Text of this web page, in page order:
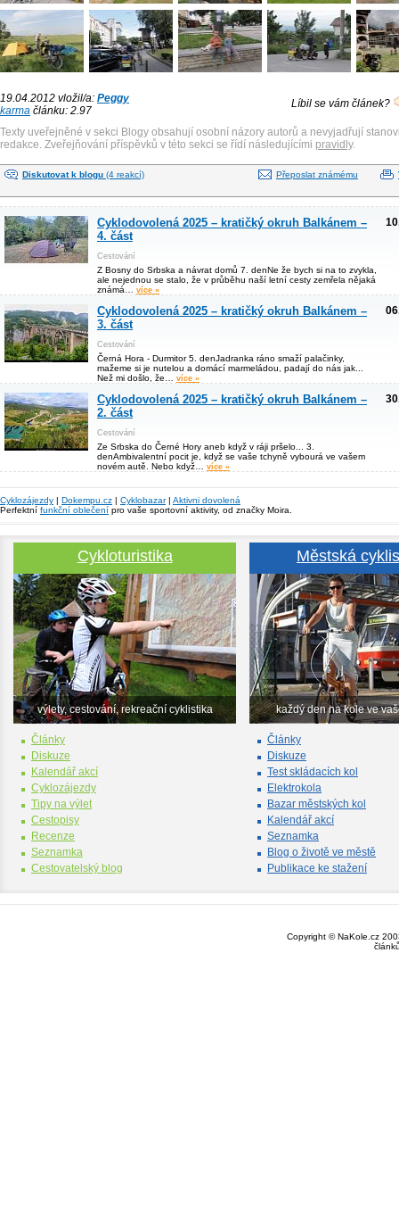
19.04.2012 vložil/a: Peggy
karma článku: 2.97
Líbil se vám článek?
Texty uveřejněné v sekci Blogy obsahují osobní názory autorů a nevyjadřují
redakce. Zveřejňování příspěvků v této sekci se řídí následujícími pravidly.
Diskutovat k blogu (4 reakcí) Přeposlat známému
Cyklodovolená 2025 – kratičký okruh Balkánem –
4. část
Cestování
Z Bosny do Srbska a návrat domů 7. denNe že bych si na to zvykla,
ale nejednou se stalo, že v průběhu naší letní cesty zemřela nějaká
známá… více »
Cyklodovolená 2025 – kratičký okruh Balkánem –
3. část
Cestování
Černá Hora - Durmitor 5. denJadranka ráno smaží palačinky,
mažeme si je nutelou a domácí marmeládou, padají do nás jak...
Než mi došlo, že… více »
Cyklodovolená 2025 – kratičký okruh Balkánem –
2. část
Cestování
Ze Srbska do Černé Hory aneb když v ráji pršelo... 3.
denAmbivalentní pocit je, když se vaše tchyně vybourá ve vašem
novém autě. Nebo když… více »
Cyklozájezdy | Dokempu.cz | Cyklobazar| Aktivni dovolená
Perfektní funkční oblečení pro vaše sportovní aktivity, od značky Moira.
Cykloturistika
výlety, cestování, rekreační cyklistika
Články
Diskuze
Kalendář akcí
Cyklozájezdy
Tipy na výlet
Cestopisy
Recenze
Seznamka
Cestovatelský blog
Městská
každý den na kole ve
Články
Diskuze
Test skládacích kol
Elektrokola
Bazar městských kol
Kalendář akcí
Seznamka
Blog o životě ve městě
Publikace ke stažení
Copyright © NaKole.cz